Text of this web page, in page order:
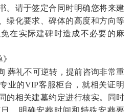
。请于签定合同时明确您将来建
绿化要求、碑体的高度和方向等
在实际建碑时造成不必要的麻
礼不可逆转，提前咨询非常重
业的VIP客服柜台，就相关证明
的相关建墓约定进行核实。同时
，明确安葬时间和特殊安葬要